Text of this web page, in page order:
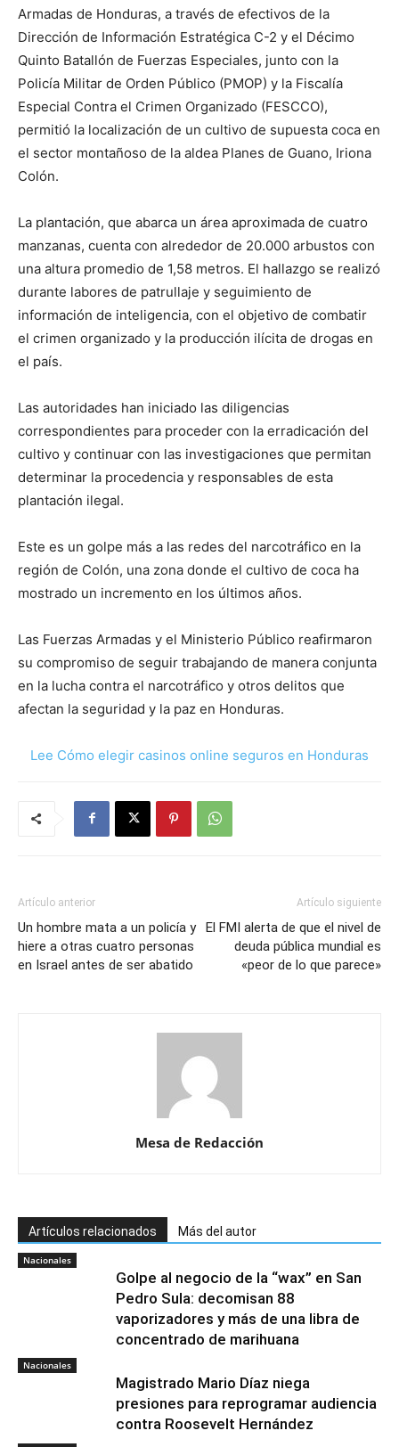
Armadas de Honduras, a través de efectivos de la
Dirección de Información Estratégica C-2 y el Décimo
Quinto Batallón de Fuerzas Especiales, junto con la
Policía Militar de Orden Público (PMOP) y la Fiscalía
Especial Contra el Crimen Organizado (FESCCO),
permitió la localización de un cultivo de supuesta coca en
el sector montañoso de la aldea Planes de Guano, Iriona
Colón.
La plantación, que abarca un área aproximada de cuatro
manzanas, cuenta con alrededor de 20.000 arbustos con
una altura promedio de 1,58 metros. El hallazgo se realizó
durante labores de patrullaje y seguimiento de
información de inteligencia, con el objetivo de combatir
el crimen organizado y la producción ilícita de drogas en
el país.
Las autoridades han iniciado las diligencias
correspondientes para proceder con la erradicación del
cultivo y continuar con las investigaciones que permitan
determinar la procedencia y responsables de esta
plantación ilegal.
Este es un golpe más a las redes del narcotráfico en la
región de Colón, una zona donde el cultivo de coca ha
mostrado un incremento en los últimos años.
Las Fuerzas Armadas y el Ministerio Público reafirmaron
su compromiso de seguir trabajando de manera conjunta
en la lucha contra el narcotráfico y otros delitos que
afectan la seguridad y la paz en Honduras.
Lee Cómo elegir casinos online seguros en Honduras
Artículo anterior
Un hombre mata a un policía y
hiere a otras cuatro personas
en Israel antes de ser abatido
Artículo siguiente
El FMI alerta de que el nivel de
deuda pública mundial es
«peor de lo que parece»
Mesa de Redacción
Artículos relacionados Más del autor
Nacionales
Golpe al negocio de la “wax” en San
Pedro Sula: decomisan 88
vaporizadores y más de una libra de
concentrado de marihuana
Nacionales
Magistrado Mario Díaz niega
presiones para reprogramar audiencia
contra Roosevelt Hernández